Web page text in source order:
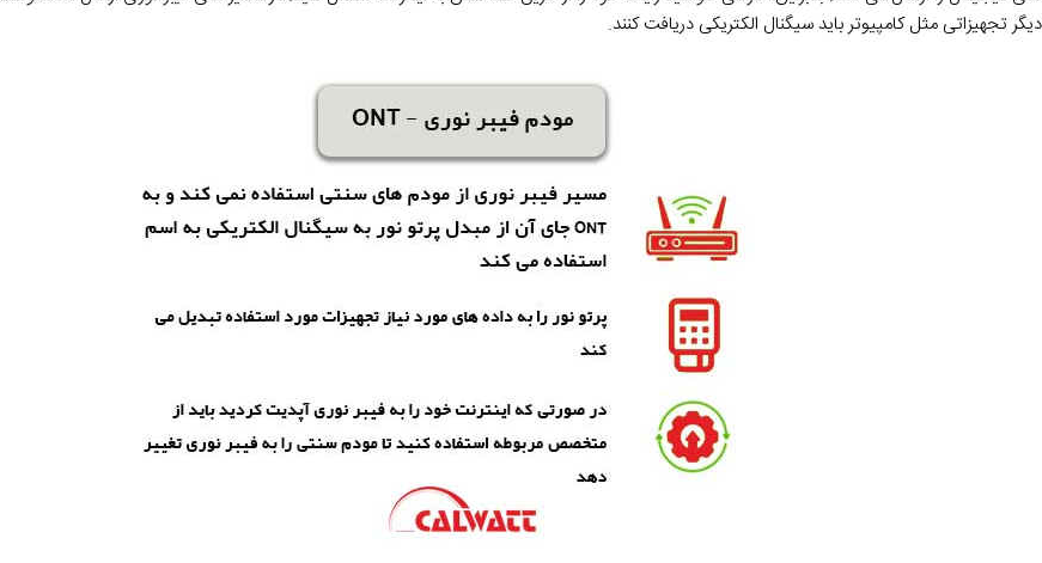
دیگر تجهیزاتی مثل کامپیوتر باید سیگنال الکتریکی دریافت کنند.